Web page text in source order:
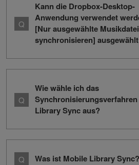
Kann die Dropbox-Desktop-
Anwendung verwendet
[Nur ausgewählte
synchronisieren]
Wie wähle ich das
Library Sync aus?
Was ist Mobile Library Sync?